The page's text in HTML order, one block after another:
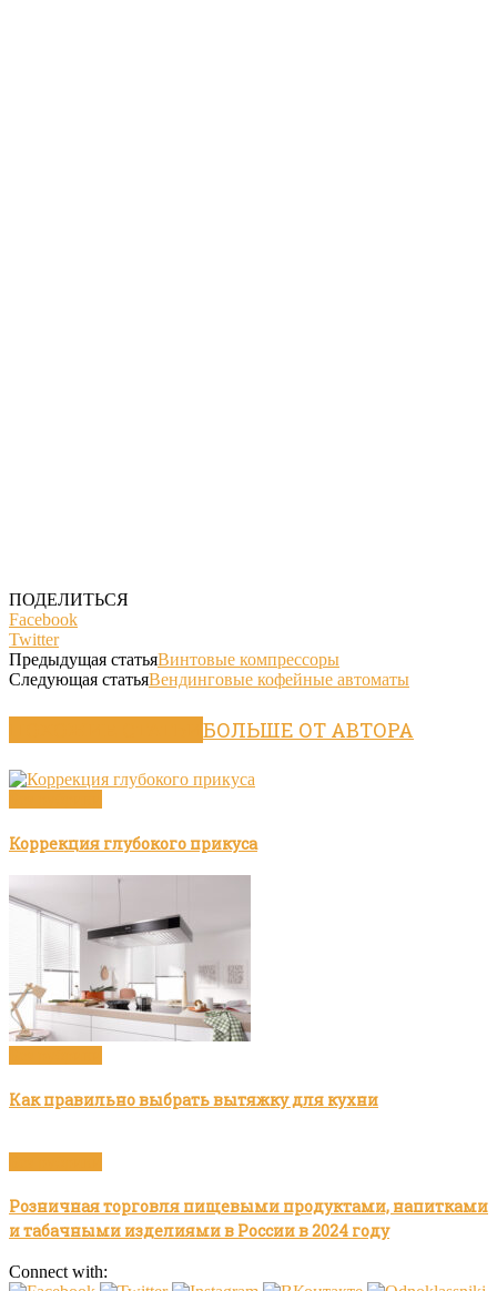
ПОДЕЛИТЬСЯ
Facebook
Twitter
Предыдущая статьяВинтовые компрессоры
Следующая статьяВендинговые кофейные автоматы
БОЛЬШЕ ОТ АВТОРА
Коррекция глубокого прикуса
Как правильно выбрать вытяжку для кухни
Розничная торговля пищевыми продуктами, напитками
и табачными изделиями в России в 2024 году
Connect with: